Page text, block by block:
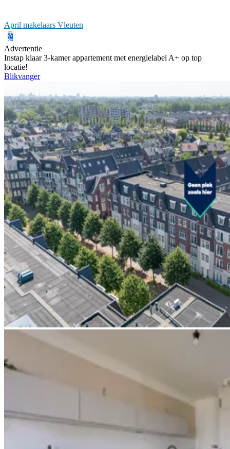
April makelaars Vleuten
Advertentie
Instap klaar 3-kamer appartement met energielabel A+ op top
locatie!
Blikvanger